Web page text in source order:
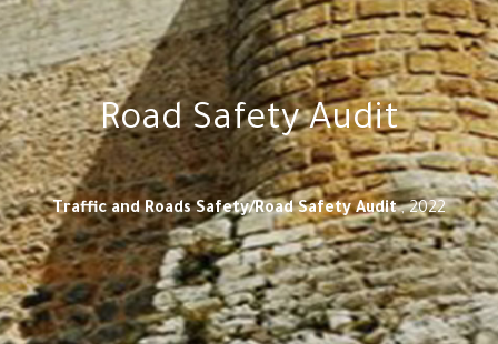
Road Safety Audit
Traffic and Roads Safety/Road Safety Audit ‫‬, 2022